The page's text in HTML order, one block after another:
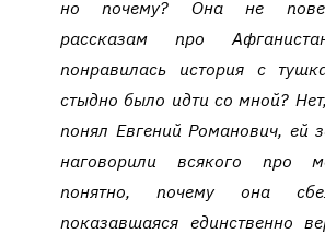
но почему? Она не
рассказам про
понравилась история с
стыдно было идти со мной?
понял Евгений Романович, ей
наговорили всякого про
понятно, почему она
показавшаяся единственно